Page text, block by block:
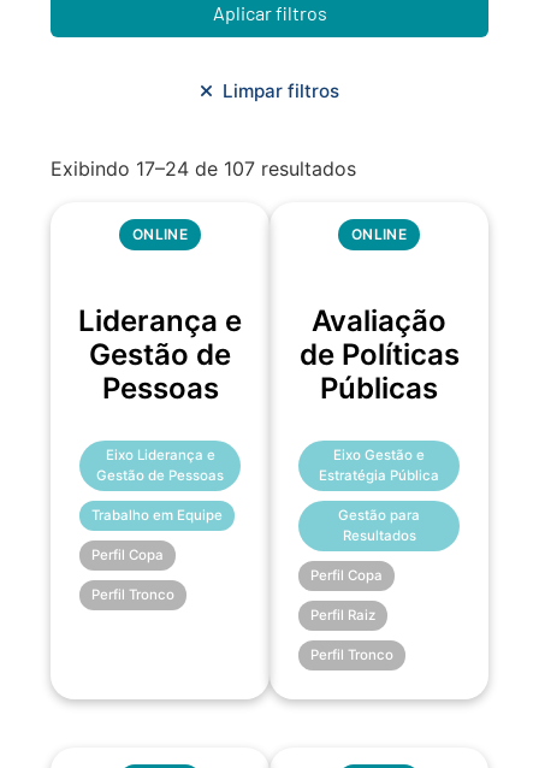
Metodologias Ágeis
Orçamento e Finanças
Planejamento Urbano/Mobilidade
Aplicar filtros
Limpar filtros
Exibindo 17–24 de 107 resultados
ONLINE
Liderança e
Gestão de
Pessoas
Eixo Liderança e
Gestão de Pessoas
Trabalho em Equipe
Perfil Copa
Perfil Tronco
ONLINE
Avaliação
de Políticas
Públicas
Eixo Gestão e
Estratégia Pública
Gestão para
Resultados
Perfil Copa
Perfil Raiz
Perfil Tronco